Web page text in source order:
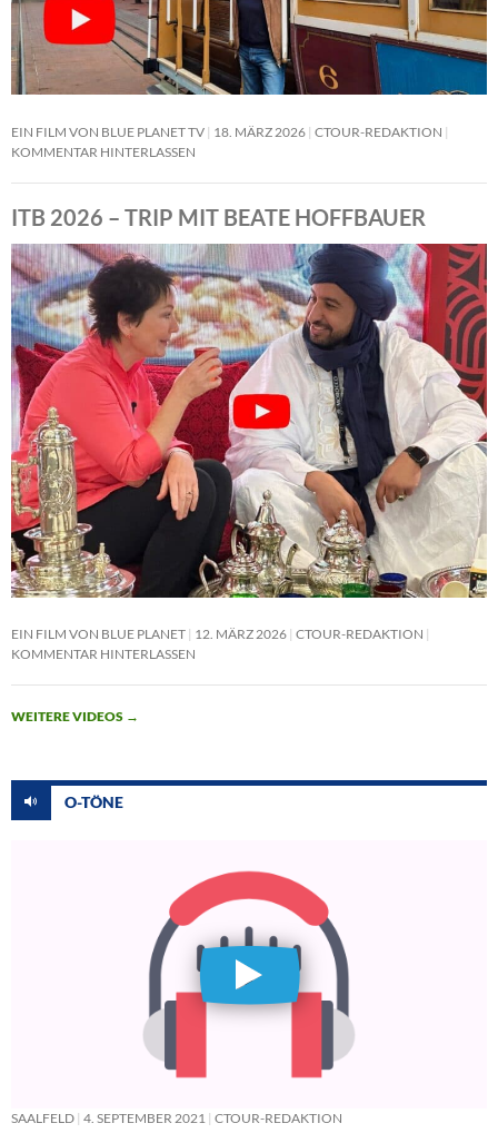
EIN FILM VON BLUE PLANET TV 18. MÄRZ 2026 CTOUR-REDAKTION
KOMMENTAR HINTERLASSEN
ITB 2026 – TRIP MIT BEATE HOFFBAUER
EIN FILM VON BLUE PLANET 12. MÄRZ 2026 CTOUR-REDAKTION
KOMMENTAR HINTERLASSEN
WEITERE VIDEOS →
O-TÖNE
SAALFELD 4. SEPTEMBER 2021 CTOUR-REDAKTION